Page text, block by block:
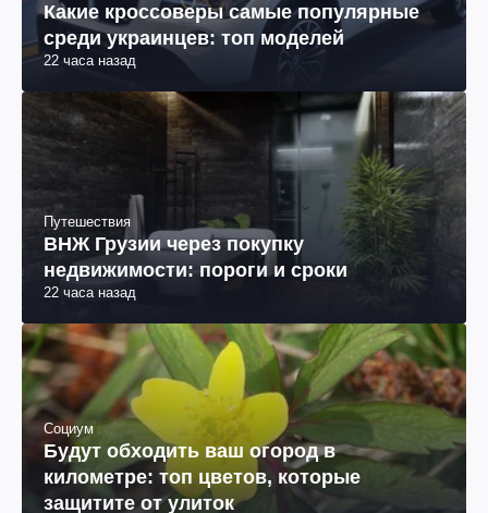
Какие кроссоверы самые популярные
среди украинцев: топ моделей
22 часа назад
Путешествия
ВНЖ Грузии через покупку
недвижимости: пороги и сроки
22 часа назад
Социум
Будут обходить ваш огород в
километре: топ цветов, которые
защитите от улиток